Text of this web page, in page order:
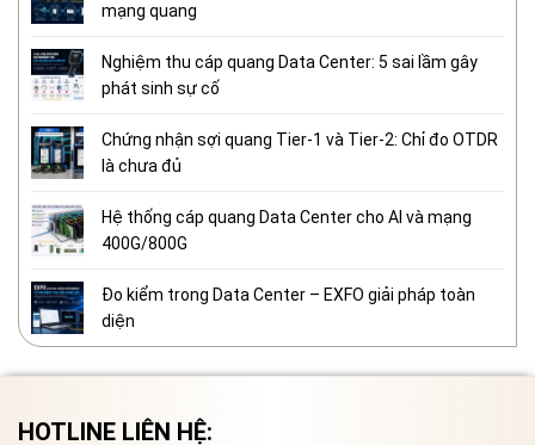
mạng quang
Nghiệm thu cáp quang Data Center: 5 sai lầm gây
phát sinh sự cố
Chứng nhận sợi quang Tier-1 và Tier-2: Chỉ đo OTDR
là chưa đủ
Hệ thống cáp quang Data Center cho AI và mạng
400G/800G
Đo kiểm trong Data Center – EXFO giải pháp toàn
diện
HOTLINE LIÊN HỆ: